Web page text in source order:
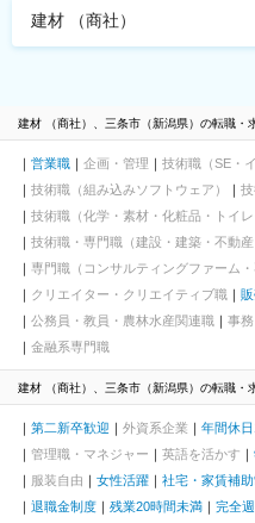
建材 （商社）
建材 （商社）、三条市（新潟県）の転職・
営業職 企画・管理
技術職（SE・
技術職（組み込みソフトウェア）
技術職（化学・素材・化粧品・トイレ
技術職・専門職（建設・建築・不動産
専門職（コンサルティングファーム・
クリエイター・クリエイティブ職
公務員・教員・農林水産関連職
事
金融系専門職
建材 （商社）、三条市（新潟県）の転職・
第二新卒歓迎 外資系企業 年間休
管理職・マネジャー
英語を活かす
服装自由
女性活躍 社宅・家賃補
退職金制度
残業20時間未満 完全